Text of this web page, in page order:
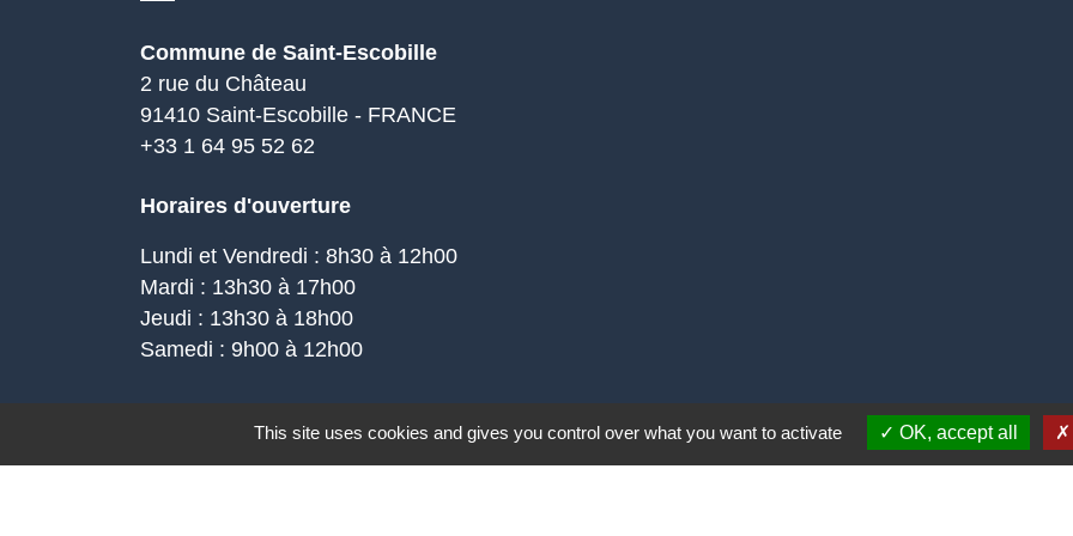
Commune de Saint-Escobille
2 rue du Château
91410 Saint-Escobille - FRANCE
+33 1 64 95 52 62
Horaires d'ouverture
Lundi et Vendredi : 8h30 à 12h00
Mardi : 13h30 à 17h00
Jeudi : 13h30 à 18h00
Samedi : 9h00 à 12h00
Mentions légales - Politique de confidentialité - Accessibilité - Plan du site Gestion des
This site uses cookies and gives you control over what you want to activate OK, accept all